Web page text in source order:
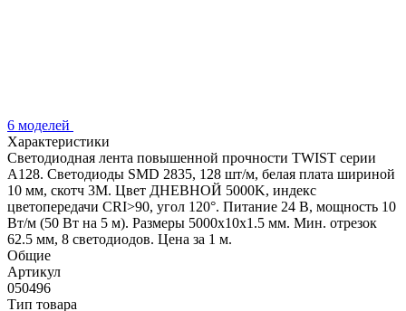
6 моделей
Характеристики
Светодиодная лента повышенной прочности TWIST серии
A128. Светодиоды SMD 2835, 128 шт/м, белая плата шириной
10 мм, скотч 3M. Цвет ДНЕВНОЙ 5000K, индекс
цветопередачи CRI>90, угол 120°. Питание 24 В, мощность 10
Вт/м (50 Вт на 5 м). Размеры 5000x10x1.5 мм. Мин. отрезок
62.5 мм, 8 светодиодов. Цена за 1 м.
Общие
Артикул
050496
Тип товара